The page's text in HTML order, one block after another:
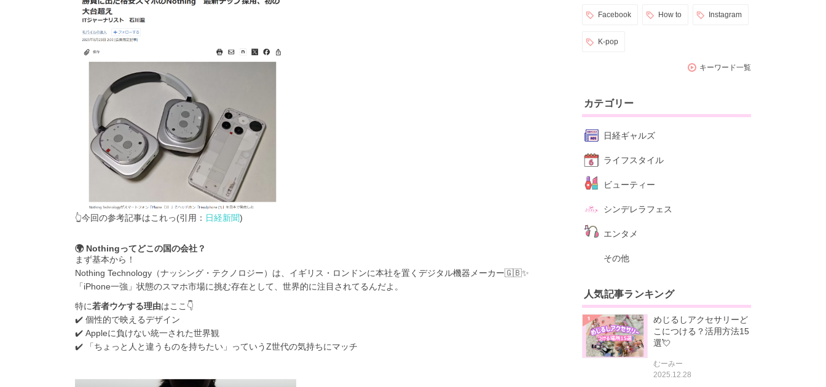
👆今回の参考記事はこれっ(引用： 日経新聞)
🌍 Nothingってどこの国の会社？
まず基本から！
Nothing Technology（ナッシング・テクノロジー）は、イギリス・ロンドンに本社を置くデジタル機器メーカー🇬🇧✨
「iPhone一強」状態のスマホ市場に挑む存在として、世界的に注目されてるんだよ。
特に若者ウケする理由はここ👇
✔️ 個性的で映えるデザイン
✔️ Appleに負けない統一された世界観
✔️ 「ちょっと人と違うものを持ちたい」っていうZ世代の気持ちにマッチ
Facebook How to Instagram
K-pop
キーワード一覧
カテゴリー
日経ギャルズ
ライフスタイル
ビューティー
シンデレラフェス
エンタメ
その他
人気記事ランキング
めじるしアクセサリーど
こにつける？活用方法15
選💘
むーみー
2025.12.28